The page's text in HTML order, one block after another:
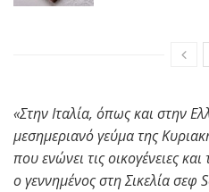
«Στην Ιταλία, όπως και στην
μεσημεριανό γεύμα της
που ενώνει τις οικογένειες
ο γεννημένος στη Σικελία σεφ